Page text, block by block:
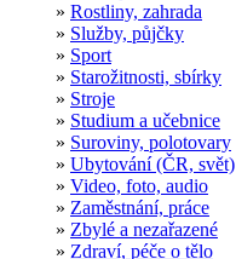
» Rostliny, zahrada
» Služby, půjčky
» Sport
» Starožitnosti, sbírky
» Stroje
» Studium a učebnice
» Suroviny, polotovary
» Ubytování (ČR, svět)
» Video, foto, audio
» Zaměstnání, práce
» Zbylé a nezařazené
» Zdraví, péče o tělo